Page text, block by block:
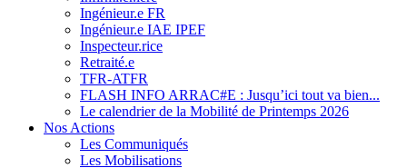
Ingénieur.e FR
Ingénieur.e IAE IPEF
Inspecteur.rice
Retraité.e
TFR-ATFR
FLASH INFO ARRAC#E : Jusqu’ici tout va bien...
Le calendrier de la Mobilité de Printemps 2026
Nos Actions
Les Communiqués
Les Mobilisations